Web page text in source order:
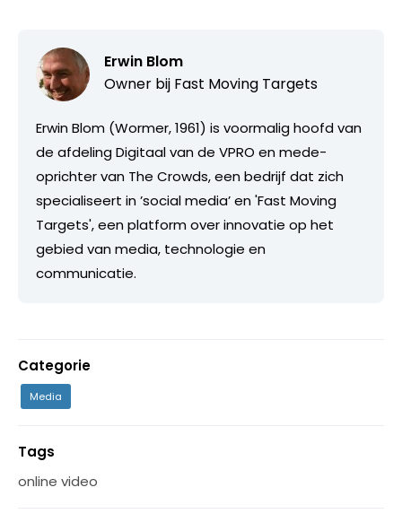
Erwin Blom
Owner bij Fast Moving Targets
Erwin Blom (Wormer, 1961) is voormalig hoofd van
de afdeling Digitaal van de VPRO en mede-
oprichter van The Crowds, een bedrijf dat zich
specialiseert in ’social media’ en 'Fast Moving
Targets', een platform over innovatie op het
gebied van media, technologie en
communicatie.
Categorie
Media
Tags
online video